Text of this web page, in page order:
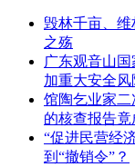
毁林千亩、
之殇
广东观音山
加重大安全风
馆陶乞业家
的核查报告
“促进民营经
到“撤销令”？